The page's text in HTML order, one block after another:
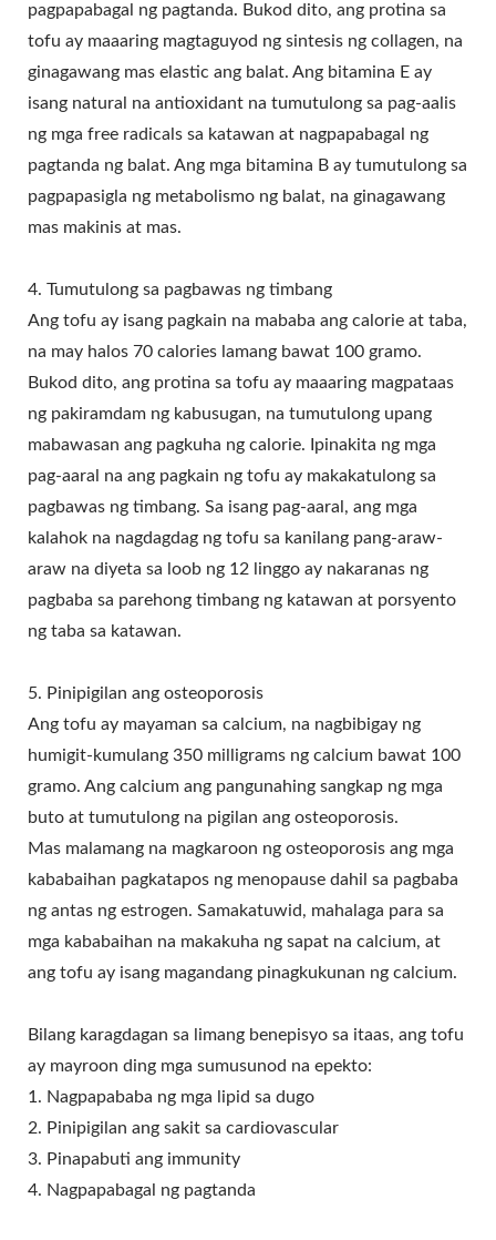
pagpapabagal ng pagtanda. Bukod dito, ang protina sa
tofu ay maaaring magtaguyod ng sintesis ng collagen, na
ginagawang mas elastic ang balat. Ang bitamina E ay
isang natural na antioxidant na tumutulong sa pag-aalis
ng mga free radicals sa katawan at nagpapabagal ng
pagtanda ng balat. Ang mga bitamina B ay tumutulong sa
pagpapasigla ng metabolismo ng balat, na ginagawang
mas makinis at mas.
4. Tumutulong sa pagbawas ng timbang
Ang tofu ay isang pagkain na mababa ang calorie at taba,
na may halos 70 calories lamang bawat 100 gramo.
Bukod dito, ang protina sa tofu ay maaaring magpataas
ng pakiramdam ng kabusugan, na tumutulong upang
mabawasan ang pagkuha ng calorie. Ipinakita ng mga
pag-aaral na ang pagkain ng tofu ay makakatulong sa
pagbawas ng timbang. Sa isang pag-aaral, ang mga
kalahok na nagdagdag ng tofu sa kanilang pang-araw-
araw na diyeta sa loob ng 12 linggo ay nakaranas ng
pagbaba sa parehong timbang ng katawan at porsyento
ng taba sa katawan.
5. Pinipigilan ang osteoporosis
Ang tofu ay mayaman sa calcium, na nagbibigay ng
humigit-kumulang 350 milligrams ng calcium bawat 100
gramo. Ang calcium ang pangunahing sangkap ng mga
buto at tumutulong na pigilan ang osteoporosis.
Mas malamang na magkaroon ng osteoporosis ang mga
kababaihan pagkatapos ng menopause dahil sa pagbaba
ng antas ng estrogen. Samakatuwid, mahalaga para sa
mga kababaihan na makakuha ng sapat na calcium, at
ang tofu ay isang magandang pinagkukunan ng calcium.
Bilang karagdagan sa limang benepisyo sa itaas, ang tofu
ay mayroon ding mga sumusunod na epekto:
1. Nagpapababa ng mga lipid sa dugo
2. Pinipigilan ang sakit sa cardiovascular
3. Pinapabuti ang immunity
4. Nagpapabagal ng pagtanda